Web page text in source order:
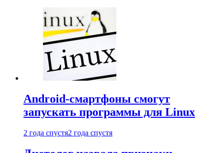
Android-смартфоны смогут
запускать программы для Linux
2 года спустя2 года спустя